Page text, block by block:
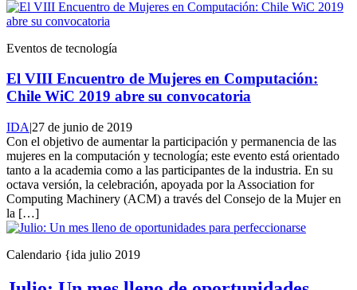
Eventos de tecnología
El VIII Encuentro de Mujeres en Computación:
Chile WiC 2019 abre su convocatoria
IDA|27 de junio de 2019
Con el objetivo de aumentar la participación y permanencia de las
mujeres en la computación y tecnología; este evento está orientado
tanto a la academia como a las participantes de la industria. En su
octava versión, la celebración, apoyada por la Association for
Computing Machinery (ACM) a través del Consejo de la Mujer en
la […]
Calendario {ida julio 2019